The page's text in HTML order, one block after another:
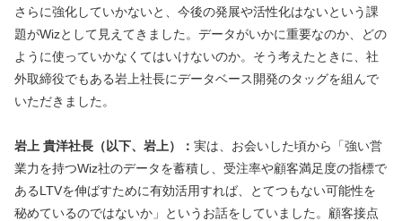
さらに強化していかないと、今後の発展や活性化はないという課
題がWizとして見えてきました。データがいかに重要なのか、どの
ように使っていかなくてはいけないのか。そう考えたときに、社
外取締役でもある岩上社長にデータベース開発のタッグを組んで
いただきました。
岩上 貴洋社長（以下、岩上）： 実は、お会いした頃から「強い営
業力を持つWiz社のデータを蓄積し、受注率や顧客満足度の指標で
あるLTVを伸ばすために有効活用すれば、とてつもない可能性を
秘めているのではないか」というお話をしていました。顧客接点